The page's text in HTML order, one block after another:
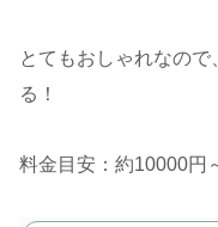
とてもおしゃれなの
る！
料金目安：約10000円